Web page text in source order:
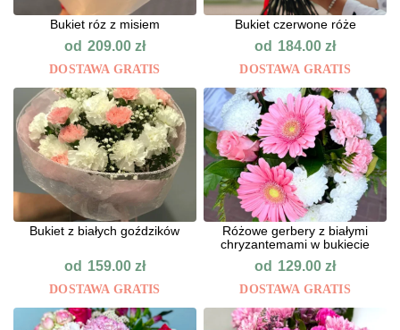
Bukiet róz z misiem
od 209.00 zł
DOSTAWA GRATIS
Bukiet czerwone róże
od 184.00zł
DOSTAWA GRATIS
Bukiet z białych goździków
od 159.00 zł
DOSTAWA GRATIS
Różowe gerbery z białymi
chryzantemami w bukiecie
od 129.00zł
DOSTAWA GRATIS